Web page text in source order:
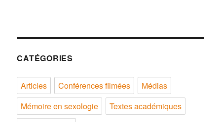
CATÉGORIES
Articles Conférences filmées
Médias
Mémoire en sexologie
Textes académiques